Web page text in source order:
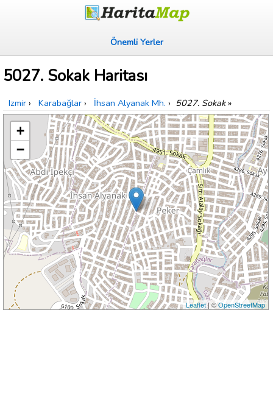
Önemli Yerler
5027. Sokak Haritası
Izmir › Karabağlar › İhsan Alyanak Mh. › 5027. Sokak»
+
−
Leaflet| ©OpenStreetMap